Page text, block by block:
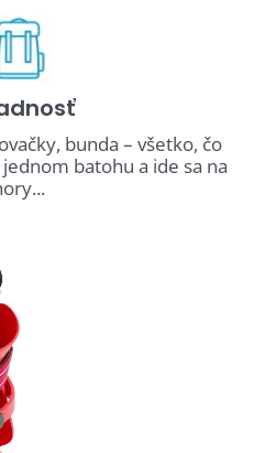
bunda – všetko, čo
batohu a ide sa na